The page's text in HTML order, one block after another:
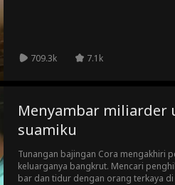
709.3k
7.1k
Menyambar miliarder
suamiku
Tunangan bajingan Cora mengakhiri
keluarganya bangkrut. Mencari
bar dan tidur dengan orang terkaya